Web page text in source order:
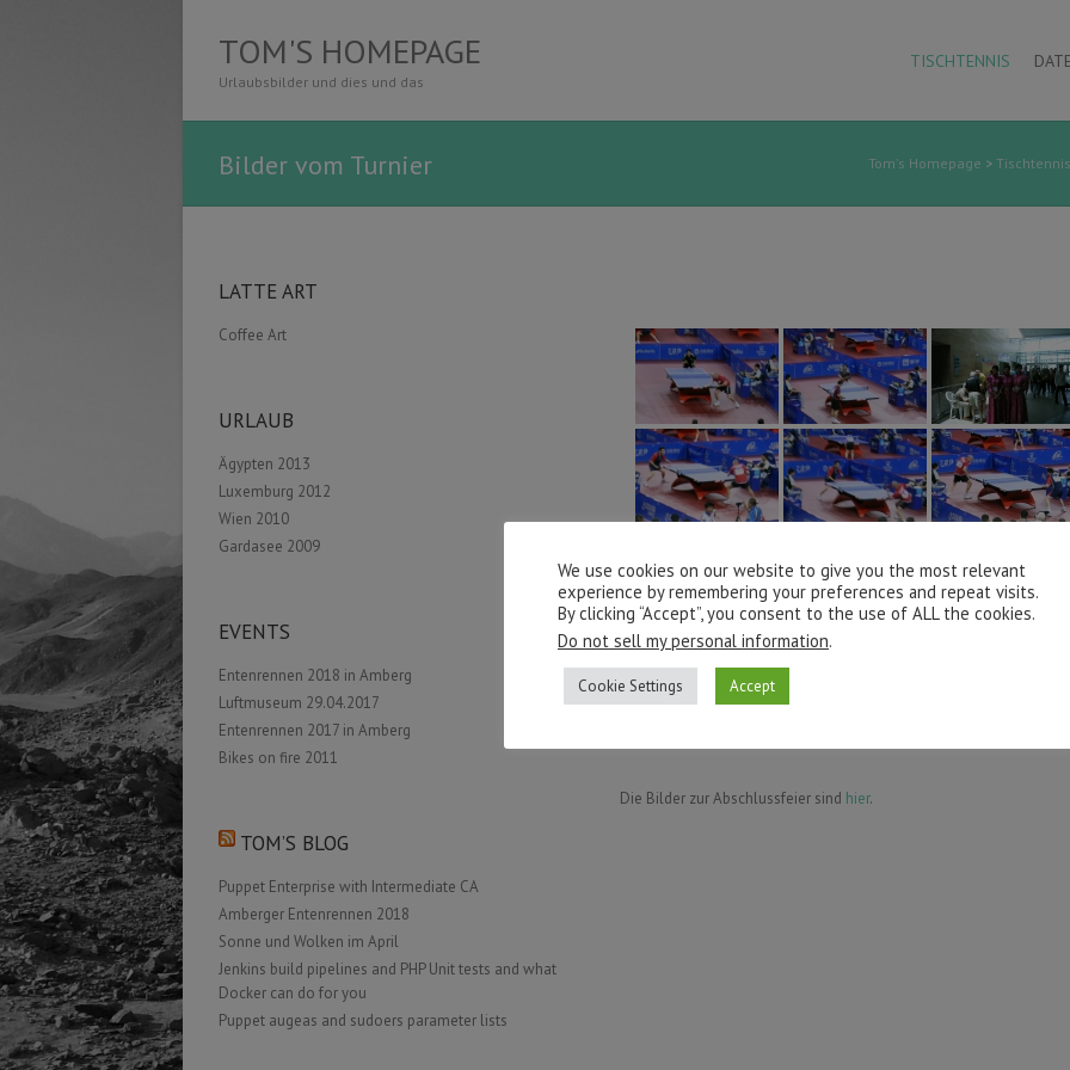
TOM'S HOMEPAGE
Urlaubsbilder und dies und das
TISCHTENNIS
Tom's Homepage >
Bilder vom Turnier
Die Bilder zur Abschlussfeier sind hier.
LATTE ART
Coffee Art
URLAUB
Ägypten 2013
Luxemburg 2012
Wien 2010
Gardasee 2009
EVENTS
Entenrennen 2018 in Amberg
Luftmuseum 29.04.2017
Entenrennen 2017 in Amberg
Bikes on fire 2011
TOM’S BLOG
Puppet Enterprise with Intermediate CA
Amberger Entenrennen 2018
Sonne und Wolken im April
Jenkins build pipelines and PHP Unit tests and what
Docker can do for you
Puppet augeas and sudoers parameter lists
We use cookies on our website to give you the most relevant
experience by remembering your preferences and repeat visits.
By clicking “Accept”, you consent to the use of ALL the cookies.
Do not sell my personal information.
Cookie Settings Accept